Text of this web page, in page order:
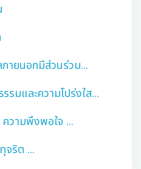
ภายนอกมีส่วนร่วม...
รมและความโปร่งใส...
วามพึงพอใจ ...
จริต ...